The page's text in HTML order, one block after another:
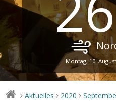
Montag, 10.
> Aktuelles > 2020 >